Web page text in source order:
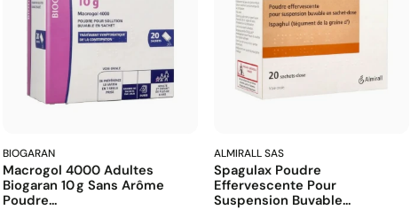
BIOGARAN
Macrogol 4000 Adultes
Biogaran 10 G Sans Arôme
Poudre...
ALMIRALL SAS
Spagulax Poudre
Effervescente Pour
Suspension Buvable...